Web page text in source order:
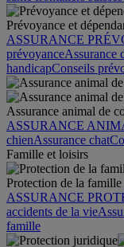
Prévoyance et
ASSURANCE
prévoyanceAssurance
handicapConseils
Assurance animal de
ASSURANCE
chienAssurance chat
Famille et loisirs
Protection de la famille
ASSURANCE
accidents de la vie
famille